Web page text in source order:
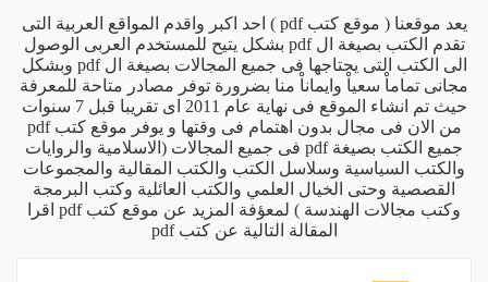
يعد موقعنا ( موقع كتب pdf ) احد اكبر واقدم المواقع العربية التى
تقدم الكتب بصيغة ال pdf بشكل يتيح للمستخدم العربى الوصول
الى الكتب التى يحتاجها فى جميع المجالات بصيغة ال pdf وبشكل
مجانى تماماْ سعياْ وايماناْ منا بضرورة توفر مصادر متاحة للمعرفة
حيث تم انشاء الموقع فى نهاية عام 2011 اى تقريبا قبل 7 سنوات
من الان فى مجال بدون اهتمام فى وقتها و يوفر موقع كتب pdf
جميع الكتب بصيغة pdf فى جميع المجالات (الاسلامية والروايات
والكتب السياسية وسلاسل الكتب والكتب المقالية والمجموعات
القصصية وحتى الخيال العلمي والكتب العائلية وكتب البرمجة
وكتب مجالات الهندسة ) لمعؤفة المزيد عن موقع كتب pdf اقرا
المقالة التالية عن كتب pdf